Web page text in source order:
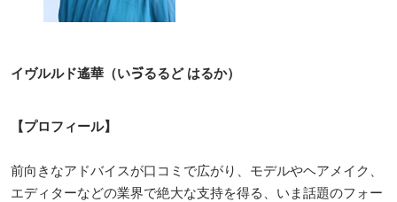
イヴルルド遙華（いゔるるど はるか）
【プロフィール】
前向きなアドバイスが口コミで広がり、モデルやヘアメイク、
エディターなどの業界で絶大な支持を得る、いま話題のフォー